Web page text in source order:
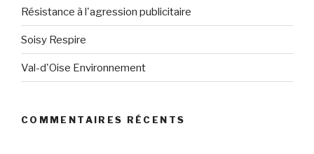
Résistance à l'agression publicitaire
Soisy Respire
Val-d'Oise Environnement
COMMENTAIRES RÉCENTS